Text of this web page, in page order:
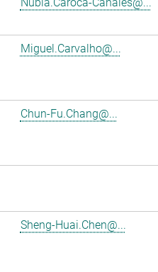
Miguel.Carvalho@...
Chun-Fu.Chang@...
Sheng-Huai.Chen@...